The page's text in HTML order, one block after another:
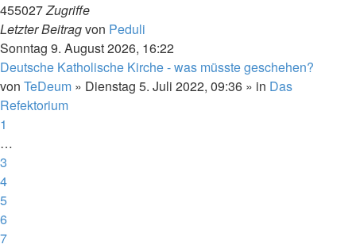
455027Zugriffe
Letzter Beitragvon Peduli
Sonntag 9. August 2026, 16:22
Deutsche Katholische Kirche - was müsste geschehen?
von TeDeum » Dienstag 5. Juli 2022, 09:36 » in Das
Refektorium
1
…
3
4
5
6
7